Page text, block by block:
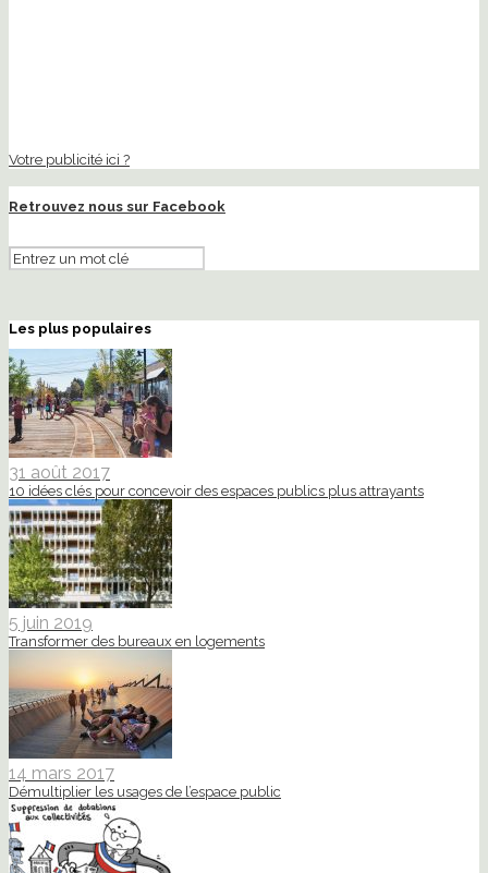
Votre publicité ici ?
Retrouvez nous sur Facebook
Les plus populaires
31 août 2017
10 idées clés pour concevoir des espaces publics plus attrayants
5 juin 2019
Transformer des bureaux en logements
14 mars 2017
Démultiplier les usages de l’espace public